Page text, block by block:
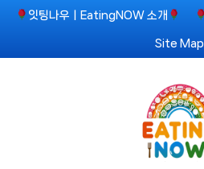
Skip
content
잇팅나우ㅣEatingNOW 소개
Site Map